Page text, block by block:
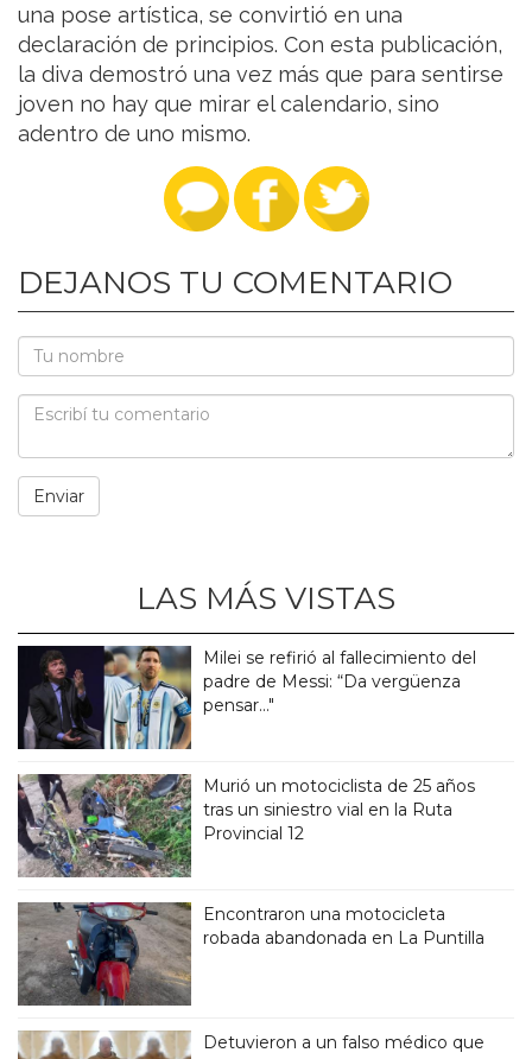
una pose artística, se convirtió en una
declaración de principios. Con esta publicación,
la diva demostró una vez más que para sentirse
joven no hay que mirar el calendario, sino
adentro de uno mismo.
DEJANOS TU COMENTARIO
LAS MÁS VISTAS
Milei se refirió al fallecimiento del
padre de Messi: “Da vergüenza
pensar..."
Murió un motociclista de 25 años
tras un siniestro vial en la Ruta
Provincial 12
Encontraron una motocicleta
robada abandonada en La Puntilla
Detuvieron a un falso médico que